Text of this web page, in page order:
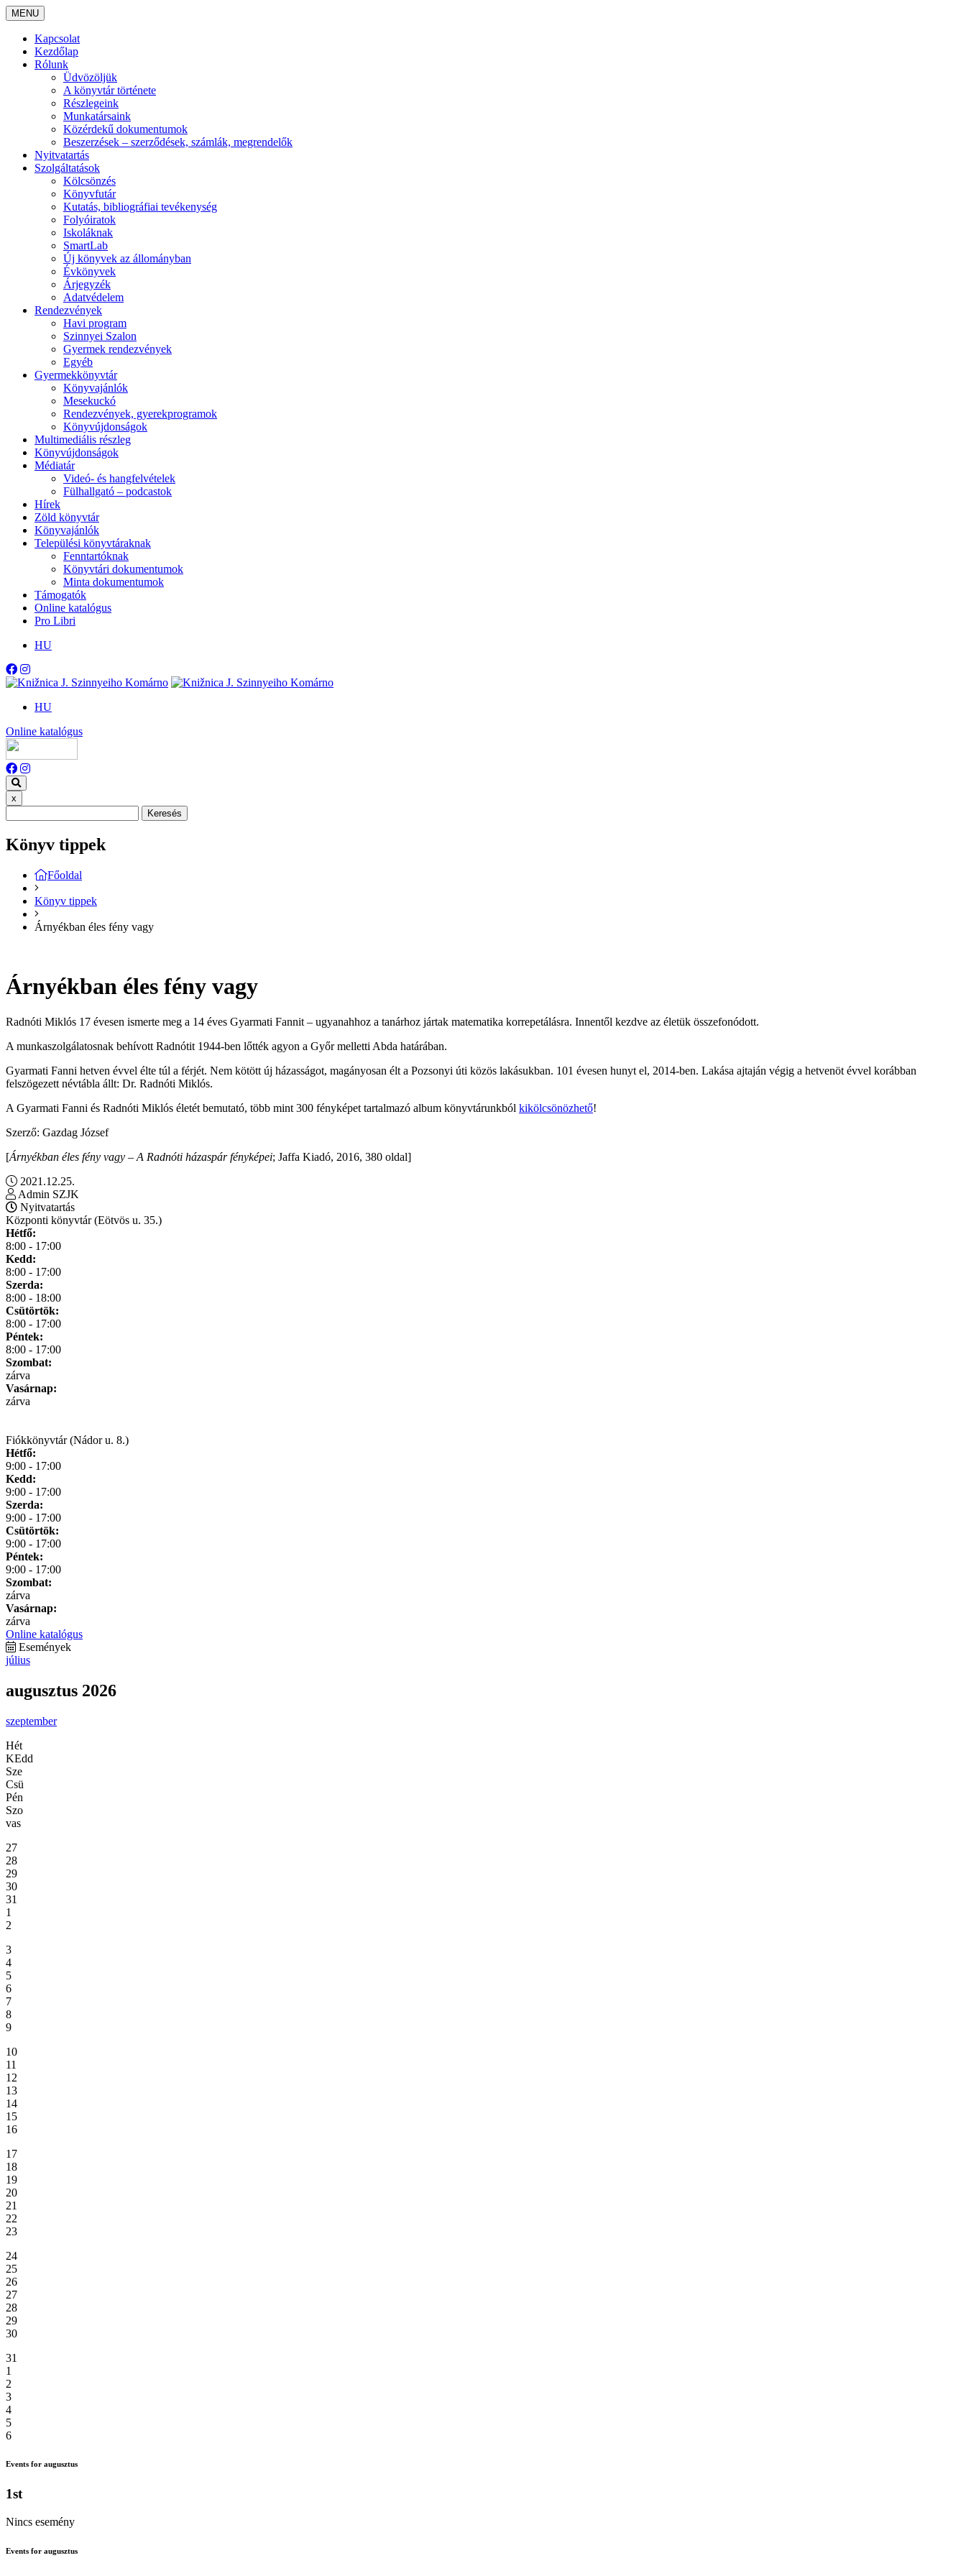
MENU
Kapcsolat
Kezdőlap
Rólunk
Üdvözöljük
A könyvtár története
Részlegeink
Munkatársaink
Közérdekű dokumentumok
Beszerzések – szerződések, számlák, megrendelők
Nyitvatartás
Szolgáltatások
Kölcsönzés
Könyvfutár
Kutatás, bibliográfiai tevékenység
Folyóiratok
Iskoláknak
SmartLab
Új könyvek az állományban
Évkönyvek
Árjegyzék
Adatvédelem
Rendezvények
Havi program
Szinnyei Szalon
Gyermek rendezvények
Egyéb
Gyermekkönyvtár
Könyvajánlók
Mesekuckó
Rendezvények, gyerekprogramok
Könyvújdonságok
Multimediális részleg
Könyvújdonságok
Médiatár
Videó- és hangfelvételek
Fülhallgató – podcastok
Hírek
Zöld könyvtár
Könyvajánlók
Települési könyvtáraknak
Fenntartóknak
Könyvtári dokumentumok
Minta dokumentumok
Támogatók
Online katalógus
Pro Libri
HU
HU
Online katalógus
x
Keresés
Könyv tippek
Főoldal
Könyv tippek
Árnyékban ​éles fény vagy
Árnyékban ​éles fény vagy
Radnóti Miklós 17 évesen ismerte meg a 14 éves Gyarmati Fannit – ugyanahhoz a tanárhoz jártak matematika korrepetálásra. Innentől kezdve az életük összefonódott.
A munkaszolgálatosnak behívott Radnótit 1944-ben lőtték agyon a Győr melletti Abda határában.
Gyarmati Fanni hetven évvel élte túl a férjét. Nem kötött új házasságot, magányosan élt a Pozsonyi úti közös lakásukban. 101 évesen hunyt el, 2014-ben. Lakása ajtaján végig a hetvenöt évvel korábban
felszögezett névtábla állt: Dr. Radnóti Miklós.
A Gyarmati Fanni és Radnóti Miklós életét bemutató, több mint 300 fényképet tartalmazó album könyvtárunkból kikölcsönözhető!
Szerző: Gazdag József
[Árnyékban éles fény vagy – A Radnóti házaspár fényképei; Jaffa Kiadó, 2016, 380 oldal]
2021.12.25.
Admin SZJK
Nyitvatartás
Központi könyvtár (Eötvös u. 35.)
Hétfő:
8:00 - 17:00
Kedd:
8:00 - 17:00
Szerda:
8:00 - 18:00
Csütörtök:
8:00 - 17:00
Péntek:
8:00 - 17:00
Szombat:
zárva
Vasárnap:
zárva
Fiókkönyvtár (Nádor u. 8.)
Hétfő:
9:00 - 17:00
Kedd:
9:00 - 17:00
Szerda:
9:00 - 17:00
Csütörtök:
9:00 - 17:00
Péntek:
9:00 - 17:00
Szombat:
zárva
Vasárnap:
zárva
Online katalógus
Események
július
augusztus 2026
szeptember
Hét
KEdd
Sze
Csü
Pén
Szo
vas
27
28
29
30
31
1
2
3
4
5
6
7
8
9
10
11
12
13
14
15
16
17
18
19
20
21
22
23
24
25
26
27
28
29
30
31
1
2
3
4
5
6
Events for augusztus
1st
Nincs esemény
Events for augusztus